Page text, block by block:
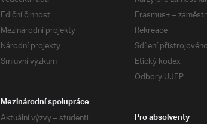
Ediční činnost
Mezinárodní projekty
Národní projekty
Smluvní výzkum
Erasmus+ –
Rekreace
Sdílení
Etický kodex
Odbory UJEP
Mezinárodní spolupráce
Aktuální výzvy – studenti
Pro absolventy